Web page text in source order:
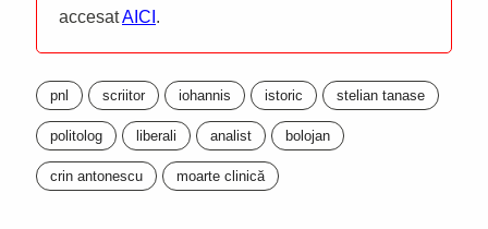
accesatAICI .
pnl scriitor iohannis istoric stelian tanase
politolog liberali analist bolojan
crin antonescu moarte clinică